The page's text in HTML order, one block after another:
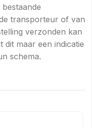
transporteur of van
verzonden kan
maar een indicatie
schema.